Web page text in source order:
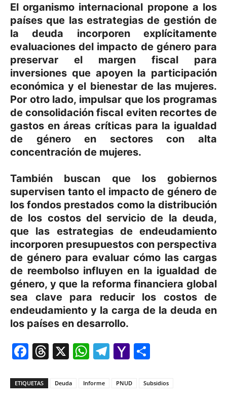
El organismo internacional propone a los
países que las estrategias de gestión de
la deuda incorporen explícitamente
evaluaciones del impacto de género para
preservar el margen fiscal para
inversiones que apoyen la participación
económica y el bienestar de las mujeres.
Por otro lado, impulsar que los programas
de consolidación fiscal eviten recortes de
gastos en áreas críticas para la igualdad
de género en sectores con alta
concentración de mujeres.
También buscan que los gobiernos
supervisen tanto el impacto de género de
los fondos prestados como la distribución
de los costos del servicio de la deuda,
que las estrategias de endeudamiento
incorporen presupuestos con perspectiva
de género para evaluar cómo las cargas
de reembolso influyen en la igualdad de
género, y que la reforma financiera global
sea clave para reducir los costos de
endeudamiento y la carga de la deuda en
los países en desarrollo.
Facebook
Threads
X WhatsApp
Telegram
Yahoo
ETIQUETAS Deuda Informe PNUD Subsidios